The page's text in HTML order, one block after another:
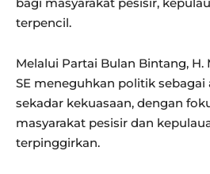
terpencil.
Melalui Partai Bulan Bintang, H.
SE meneguhkan politik sebagai
sekadar kekuasaan, dengan
masyarakat pesisir dan
terpinggirkan.